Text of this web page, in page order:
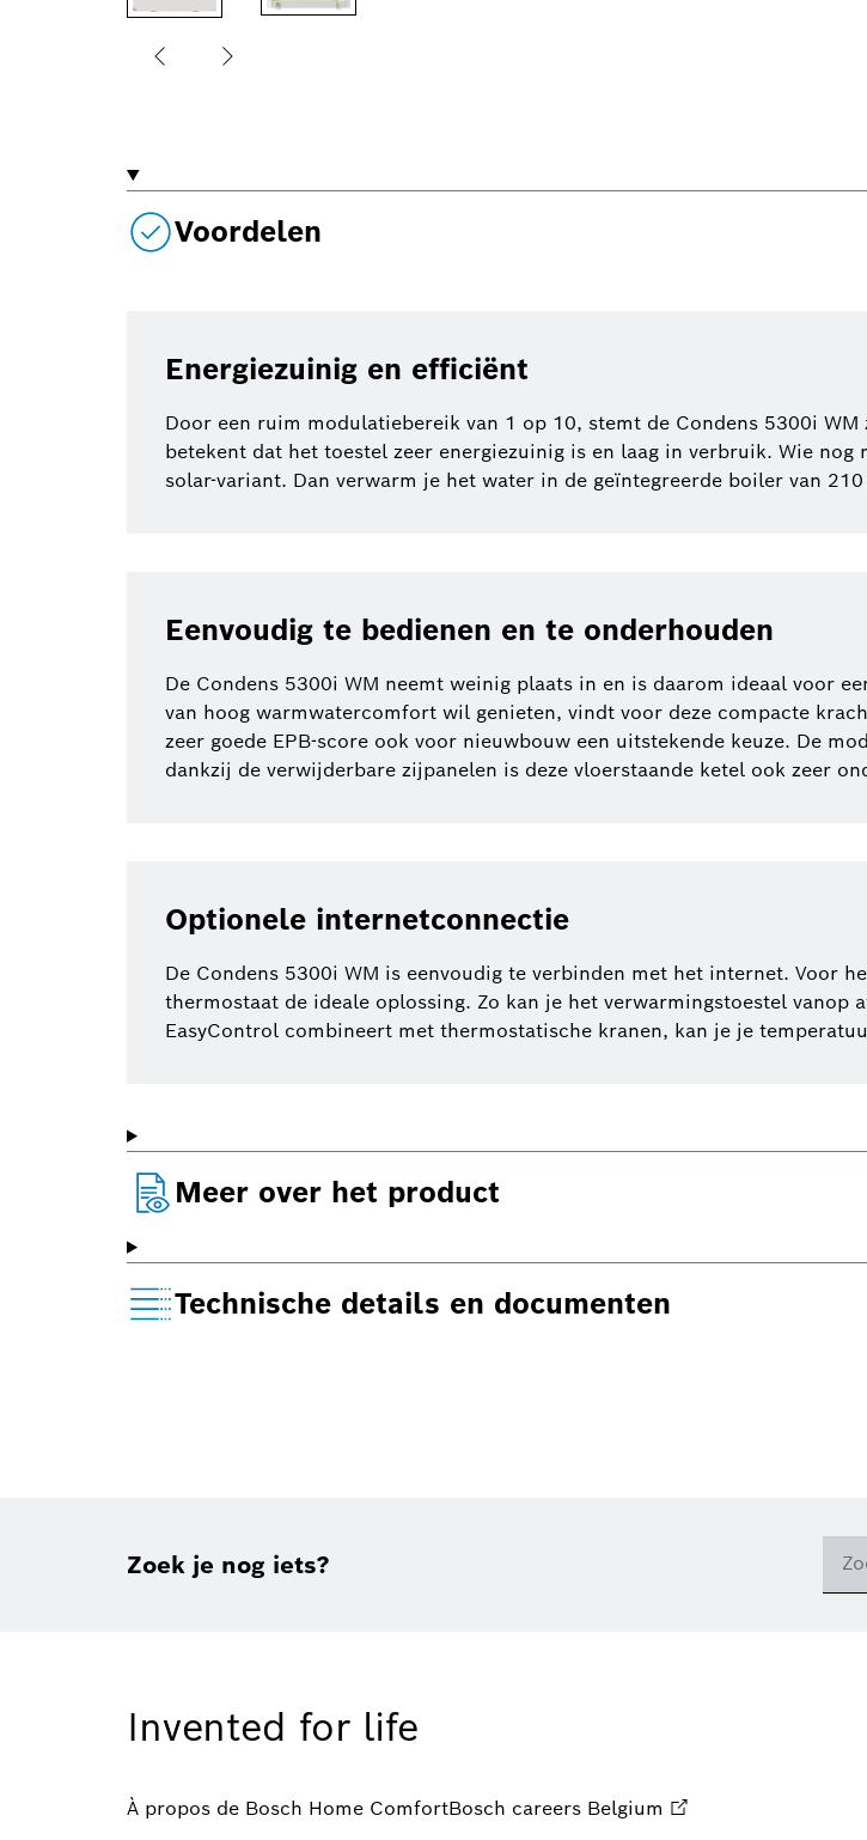
Voordelen
Energiezuinig en efficiënt
Door een ruim modulatiebereik van 1 op 10, stemt de Condens 5300i
betekent dat het toestel zeer energiezuinig is en laag in verbruik. Wie
solar-variant. Dan verwarm je het water in de geïntegreerde boiler van
Eenvoudig te bedienen en te onderhouden
De Condens 5300i WM neemt weinig plaats in en is daarom ideaal voor
van hoog warmwatercomfort wil genieten, vindt voor deze compacte
zeer goede EPB-score ook voor nieuwbouw een uitstekende keuze. De
dankzij de verwijderbare zijpanelen is deze vloerstaande ketel ook zeer
Optionele internetconnectie
De Condens 5300i WM is eenvoudig te verbinden met het internet. Voor
thermostaat de ideale oplossing. Zo kan je het verwarmingstoestel
EasyControl combineert met thermostatische kranen, kan je je
Meer over het product
Technische details en documenten
Zoek je nog iets?
Invented for life
À propos de Bosch Home ComfortBosch careers Belgium